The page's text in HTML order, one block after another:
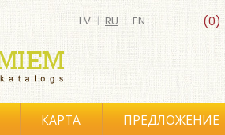
(0)
LV | RU | EN
КАРТА ПРЕДЛОЖЕНИЕ